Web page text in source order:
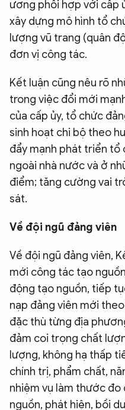
ương phối hợp với cấp
xây dựng mô hình tổ
lượng vũ trang (quân
đơn vị công tác.
Kết luận cũng nêu rõ
trong việc đổi mới
của cấp ủy, tổ chức
sinh hoạt chi bộ theo
đẩy mạnh phát triển tổ
ngoài nhà nước và ở
điểm; tăng cường vai
sát.
Về đội ngũ đảng viên
Về đội ngũ đảng viên,
mới công tác tạo
động tạo nguồn, tiếp
nạp đảng viên mới
đặc thù từng địa
đảm coi trọng chất
lượng, không hạ thấp
chính trị, phẩm chất,
nhiệm vụ làm thước đo
nguồn, phát hiện, bồi